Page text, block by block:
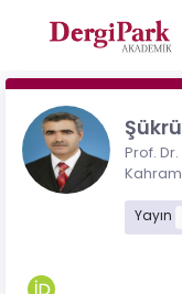
Prof. Dr.
Yayın